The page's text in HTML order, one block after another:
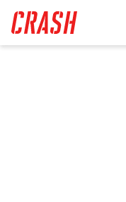
main
content